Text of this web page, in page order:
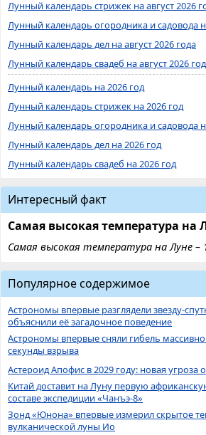
Лунный календарь стрижек на август 2026
Лунный календарь огородника и садовода
Лунный календарь дел на август 2026 года
Лунный календарь свадеб на август 2026
Лунный календарь на 2026 год
Лунный календарь стрижек на 2026 год
Лунный календарь огородника и садовода
Лунный календарь дел на 2026 год
Лунный календарь свадеб на 2026 год
Интересный факт
Самая высокая температура на
Самая высокая температура на Луне –
Популярное содержимое
Астрономы впервые разглядели звезду-
объяснили её загадочное поведение
Астрономы впервые сняли гибель
секунды взрыва
Астероид Апофис в 2029 году: новая угроза
Китай доставит на Луну первую
составе экспедиции «Чанъэ-8»
Зонд «Юнона» впервые измерил скрытое
вулканической луны Ио